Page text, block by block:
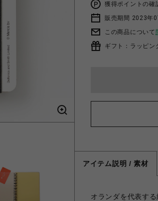
獲得ポイントの確
販売期間 2023年
この商品について
ギフト：ラッピン
アイテム説明 / 素材
オランダを代表す